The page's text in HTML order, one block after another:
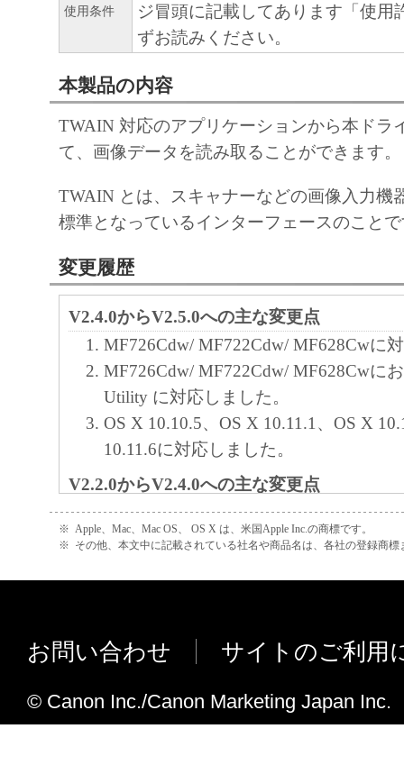
４．所有権
「本ソフトウェア」に係る権原および所有
によりキヤノンまたはキヤノンのライセン
す。
５．輸出
許可等を得ることなしに、「本ソフトウェ
は一部を、直接または間接に輸出してはな
６．サポートおよびアップデート
キヤノン、キヤノンの子会社、関係会社、
理店および販売店、並びにキヤノンのライ
客様による「本ソフトウェア」の使用を支
よび「本ソフトウェア」に対してアップデ
正あるいはサポートを行うことについて、
負うものではありません。
(1) 「本ソフトウェア」は、『現状のまま
諾されます。キヤノン、キヤノンのライセ
ンの子会社、キヤノンの関連会社、それら
します。
社、キヤノンの関連会社、それらの販売代
店のいずれも、「本ソフトウェア」の使用
使用条件
ジ冒頭に記載してあります「使用
ずお読みください。
本製品の内容
TWAIN 対応のアプリケーションから本ドラ
て、画像データを読み取ることができます。
TWAIN とは、スキャナーなどの画像入力機
標準となっているインターフェースのこと
変更履歴
V2.4.0からV2.5.0への主な変更点
MF726Cdw/ MF722Cdw/ MF628Cwに
MF726Cdw/ MF722Cdw/ MF628Cwに
Utility に対応しました。
OS X 10.10.5、OS X 10.11.1、OS X
10.11.6に対応しました。
V2.2.0からV2.4.0への主な変更点
MF229dw, MF226dn, MF222dw,
応しました。
OS X 10.9.1、OS X 10.9.2、OS X
特定の言語設定を使用するとMF Tool
※ Apple、Mac、Mac OS、 OS X は、米国Apple Inc.の商標です。
※ その他、本文中に記載されている社名や商品名は、各社の登録商標
お問い合わせ サイトのご利用
© Canon Inc./Canon Marketing Japan Inc.